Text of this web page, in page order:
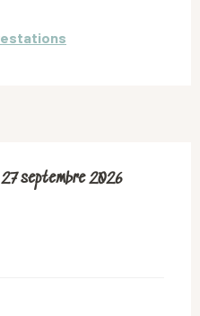
septembre 2026
septembre 2026